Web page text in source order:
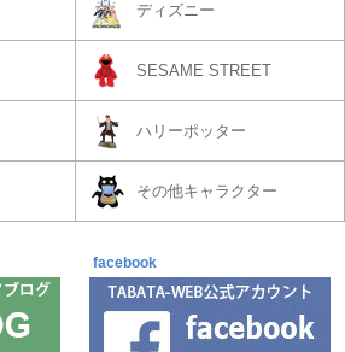
ディズニー
SESAME STREET
ハリーポッター
その他キャラクター
facebook